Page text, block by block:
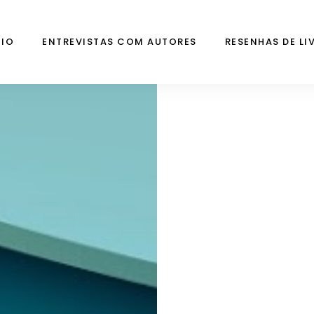
ENTREVISTAS COM AUTORES RESENHAS DE